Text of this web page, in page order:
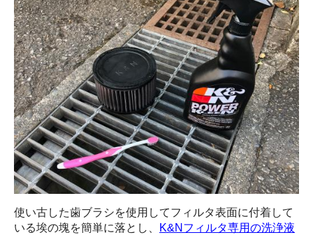
使い古した歯ブラシを使用してフィルタ表面に付着して
いる埃の塊を簡単に落とし、
K&Nフィルタ専用の洗浄液